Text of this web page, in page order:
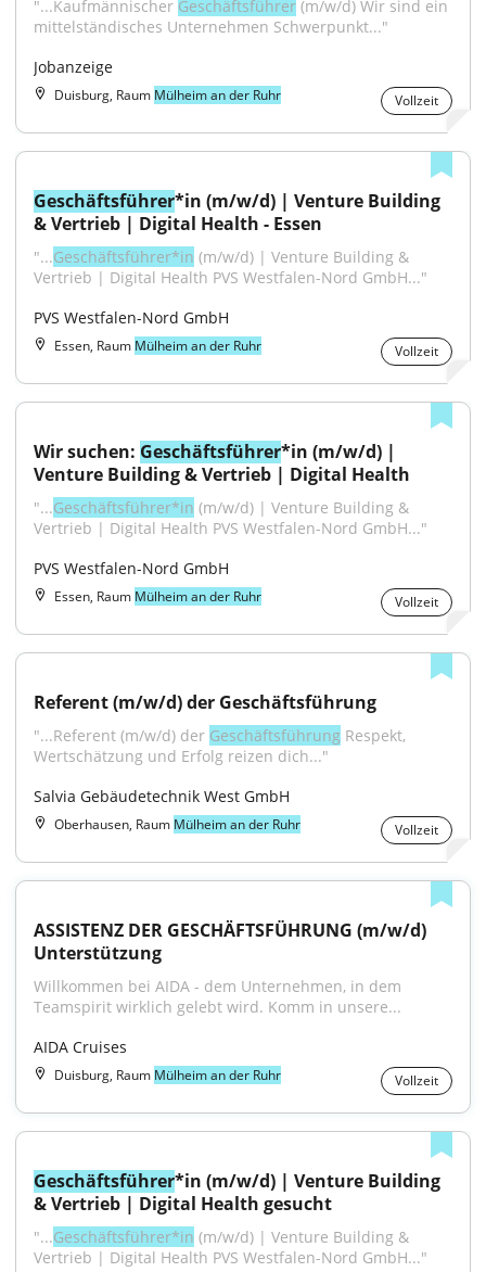
"...Kaufmännischer Geschäftsführer (m/w/d) Wir sind ein
mittelständisches Unternehmen Schwerpunkt..."
Jobanzeige
Duisburg, Raum Mülheim an der Ruhr Vollzeit
Geschäftsführer*in (m/w/d) | Venture Building
& Vertrieb | Digital Health - Essen
"...Geschäftsführer*in (m/w/d) | Venture Building &
Vertrieb | Digital Health PVS Westfalen-Nord GmbH..."
PVS Westfalen-Nord GmbH
Essen, Raum Mülheim an der Ruhr Vollzeit
Wir suchen: Geschäftsführer*in (m/w/d) |
Venture Building & Vertrieb | Digital Health
"...Geschäftsführer*in (m/w/d) | Venture Building &
Vertrieb | Digital Health PVS Westfalen-Nord GmbH..."
PVS Westfalen-Nord GmbH
Essen, Raum Mülheim an der Ruhr Vollzeit
Referent (m/w/d) der Geschäftsführung
"...Referent (m/w/d) der Geschäftsführung Respekt,
Wertschätzung und Erfolg reizen dich..."
Salvia Gebäudetechnik West GmbH
Oberhausen, Raum Mülheim an der Ruhr Vollzeit
ASSISTENZ DER GESCHÄFTSFÜHRUNG (m/w/d)
Unterstützung
Willkommen bei AIDA - dem Unternehmen, in dem
Teamspirit wirklich gelebt wird. Komm in unsere...
AIDA Cruises
Duisburg, Raum Mülheim an der Ruhr Vollzeit
Geschäftsführer*in (m/w/d) | Venture Building
& Vertrieb | Digital Health gesucht
"...Geschäftsführer*in (m/w/d) | Venture Building &
Vertrieb | Digital Health PVS Westfalen-Nord GmbH..."